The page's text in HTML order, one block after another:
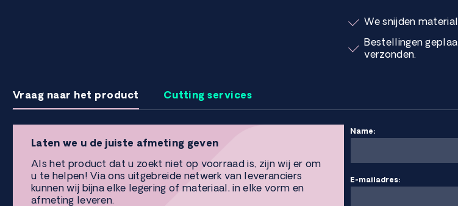
We snijden
Bestellingen
verzonden.
Vraag naar het product Cutting services
Laten we u de juiste afmeting geven
Als het product dat u zoekt niet op voorraad is, zijn wij er om
u te helpen! Via ons uitgebreide netwerk van leveranciers
kunnen wij bijna elke legering of materiaal, in elke vorm en
afmeting leveren.
Name:
E-mailadres: